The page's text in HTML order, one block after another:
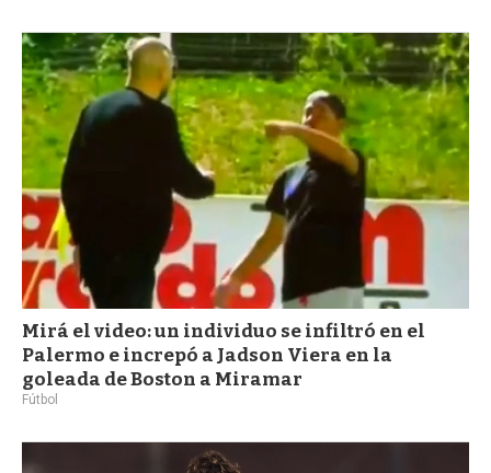
Mirá el video: un individuo se infiltró en el
Palermo e increpó a Jadson Viera en la
goleada de Boston a Miramar
Fútbol